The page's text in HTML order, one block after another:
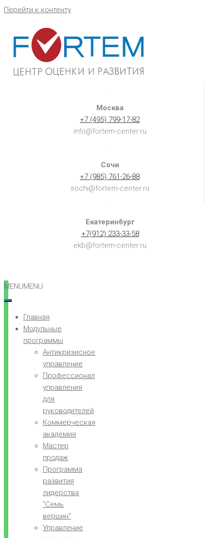
Перейти к контенту
Москва
+7 (495) 799-17-82
info@fortem-center.ru
Сочи
+7 (985) 761-26-88
sochi@fortem-center.ru
Екатеринбург
+7(912) 233-33-58
ekb@fortem-center.ru
MENUMENU
Главная
Модульные
программы
Антикризисное
управление
Профессионал
управления
для
руководителей
Коммерческая
академия
Мастер
продаж
Программа
развития
лидерства
"Семь
вершин"
Управление